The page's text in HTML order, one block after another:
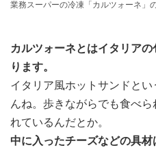
業務スーパーの冷凍「カルツォーネ」
カルツォーネとはイタリア
ります。
イタリア風ホットサンドと
んね。歩きながらでも食べ
れているんだとか。
中に入ったチーズなどの具